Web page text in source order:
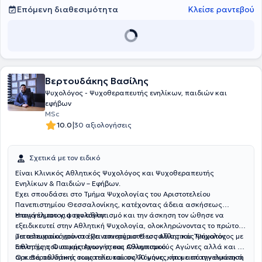
Επόμενη διαθεσιμότητα
Κλείσε ραντεβού
Βερτουδάκης Βασίλης
Ψυχολόγος - Ψυχοθεραπευτής ενηλίκων, παιδιών και
εφήβων
MSc
10.0|30 αξιολογήσεις
Σχετικά με τον ειδικό
Eίναι Κλινικός Αθλητικός Ψυχολόγος και Ψυχοθεραπευτής
Ενηλίκων & Παιδιών – Εφήβων.
Έχει σπουδάσει στο Τμήμα Ψυχολογίας του Αριστοτελείου
Πανεπιστημίου Θεσσαλονίκης, κατέχοντας άδεια ασκήσεως
επαγγέλματος ψυχολόγου .
Η αγάπη του για τον αθλητισμό και την άσκηση τον ώθησε να
εξειδικευτεί στην Αθλητική Ψυχολογία, ολοκληρώνοντας το πρώτο
μεταπτυχιακό του στο Πανεπιστήμιο Θεσσαλίας του Τμήματος
Επιστήμης Φυσικής Αγωγής και Αθλητισμού.
Τα τελευταία χρόνια έχει συνεργαστεί ως Αθλητικός Ψυχολόγος με
αθλητές που συμμετέχουν στους Ολυμπιακούς Αγώνες αλλά και με
αρκετά αθλητικά σωματεία και συλλόγους, και με επαγγελματικά
Ο κ. Βερτουδάκης τους τελευταίους 10 μήνες, ήτοι από την εκκίνηση